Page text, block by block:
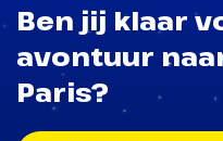
Ben jij klaar
avontuur
Paris?